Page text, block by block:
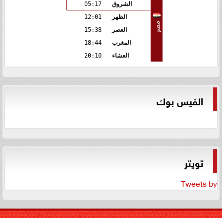
مصر
الشروق
05:17
الظهر
12:01
العصر
15:38
المغرب
18:44
العشاء
20:10
الفيس بوك
تويتر
Tweets by